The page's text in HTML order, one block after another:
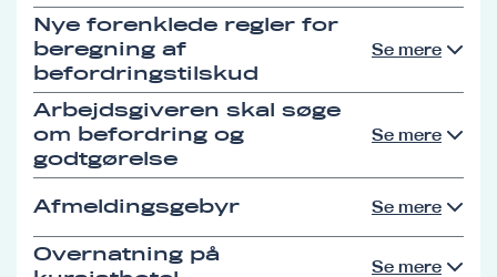
Nye forenklede regler for
beregning af
befordringstilskud
Se mere
Arbejdsgiveren skal søge
om befordring og
godtgørelse
Se mere
Afmeldingsgebyr Se mere
Overnatning på
Se mere